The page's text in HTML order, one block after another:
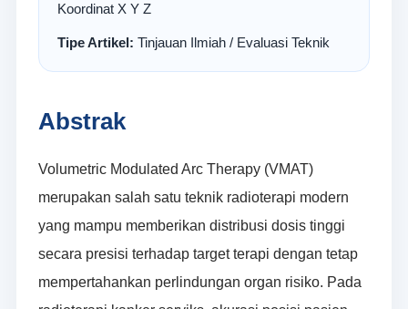
Koordinat X Y Z
Tipe Artikel: Tinjauan Ilmiah / Evaluasi Teknik
Abstrak
Volumetric Modulated Arc Therapy (VMAT)
merupakan salah satu teknik radioterapi modern
yang mampu memberikan distribusi dosis tinggi
secara presisi terhadap target terapi dengan tetap
mempertahankan perlindungan organ risiko. Pada